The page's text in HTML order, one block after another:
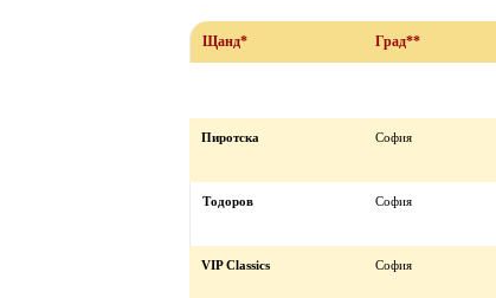
Щанд* Град**
Пиротска София
Тодоров София
VIP Classics София